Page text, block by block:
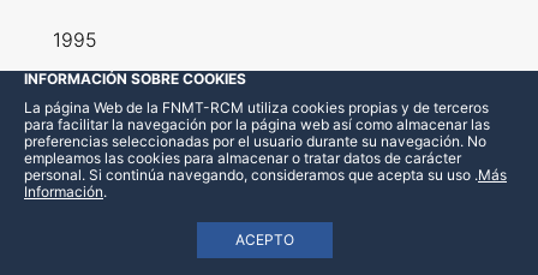
1995
1996
1997
1998
1999
INFORMACIÓN SOBRE COOKIES
La página Web de la FNMT-RCM utiliza cookies propias y de terceros
para facilitar la navegación por la página web así como almacenar las
preferencias seleccionadas por el usuario durante su navegación. No
empleamos las cookies para almacenar o tratar datos de carácter
personal. Si continúa navegando, consideramos que acepta su uso
ACEPTO
.Más
Información.